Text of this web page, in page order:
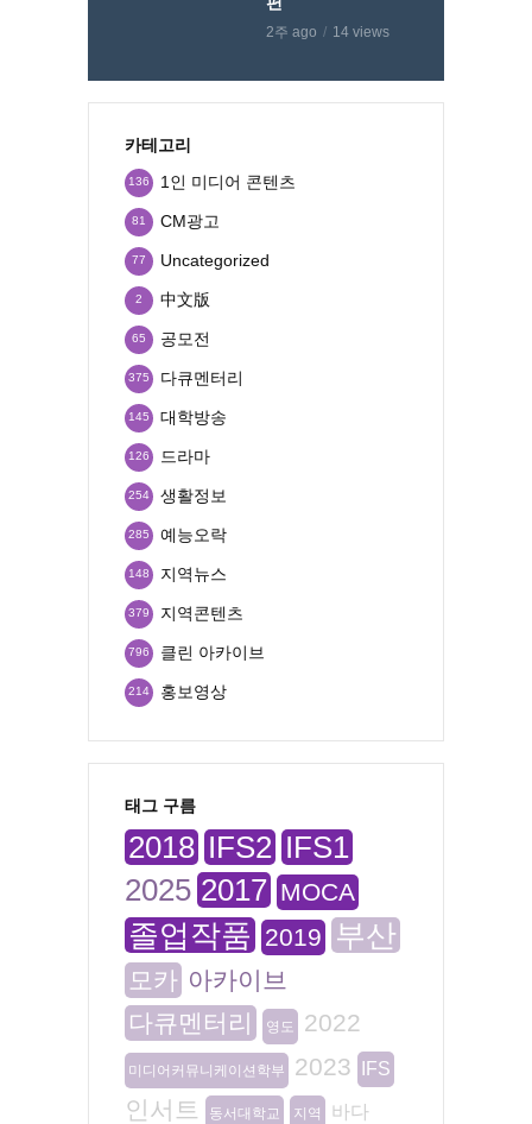
2주 ago 14 views
카테고리
1인 미디어 콘텐츠
136
CM광고
81
Uncategorized
77
中文版
2
공모전
65
다큐멘터리
375
대학방송
145
드라마
126
생활정보
254
예능오락
285
지역뉴스
148
지역콘텐츠
379
클린 아카이브
796
홍보영상
214
태그 구름
2018 IFS2 IFS1
2025 2017 MOCA
졸업작품 2019 부산
모카 아카이브
다큐멘터리
영도 2022
미디어커뮤니케이션학부 2023 IFS
인서트 동서대학교 지역
바다